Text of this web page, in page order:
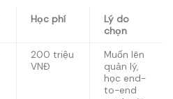
Học phí
Lý do
chọn
200 triệu
VNĐ
Muốn lên
quản lý,
học end-
to-end